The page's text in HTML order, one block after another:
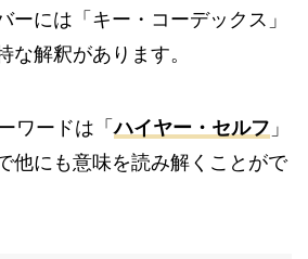
ーには「キー・コーデックス」
な解釈があります。
ワードは「ハイヤー・セルフ 」
他にも意味を読み解くことがで